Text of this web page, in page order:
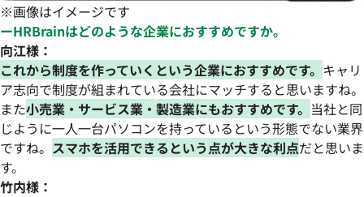
※画像はイメージです
ーHRBrainはどのような企業におすすめですか。
向江様：
これから制度を作っていくという企業におすすめです。 キャリ
ア志向で制度が組まれている会社にマッチすると思いますね。
また小売業・サービス業・製造業にもおすすめです。 当社と同
じように一人一台パソコンを持っているという形態でない業界
ですね。 スマホを活用できるという点が大きな利点だと思いま
す。
竹内様：